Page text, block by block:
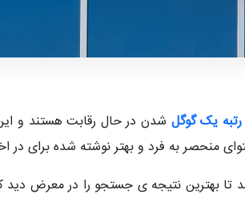
رتبه یک گوگل شدن در حال رقابت هستند و
منحصر به فرد و بهتر نوشته شده برای در
تا بهترین نتیجه ی جستجو را در معرض